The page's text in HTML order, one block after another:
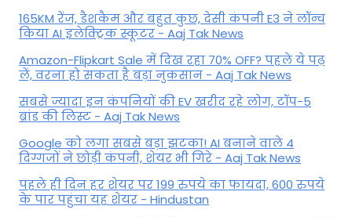
165KM रेंज, डैशकैम और बहुत कुछ, देसी कंपनी E3 ने लॉन्च
किया AI इलेक्ट्रिक स्कूटर - Aaj Tak News
Amazon-Flipkart Sale में दिख रहा 70% OFF? पहले ये पढ़
लें, वरना हो सकता है बड़ा नुकसान - Aaj Tak News
सबसे ज्यादा इन कंपनियों की EV खरीद रहे लोग, टॉप-5
ब्रांड की लिस्ट - Aaj Tak News
Google को लगा सबसे बड़ा झटका! AI बनाने वाले 4
दिग्गजों ने छोड़ी कंपनी, शेयर भी गिरे - Aaj Tak News
पहले ही दिन हर शेयर पर 199 रुपये का फायदा, 600 रुपये
के पार पहुंचा यह शेयर - Hindustan